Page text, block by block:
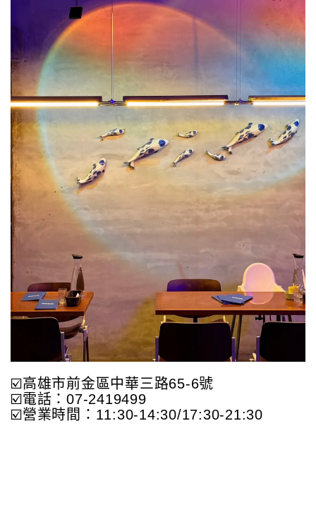
☑️高雄市前金區中華三路65-6號
☑️電話：07-2419499
☑️營業時間：11:30-14:30/17:30-21:30